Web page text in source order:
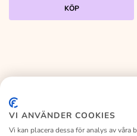
KÖP
VI ANVÄNDER COOKIES
Vi kan placera dessa för analys av våra